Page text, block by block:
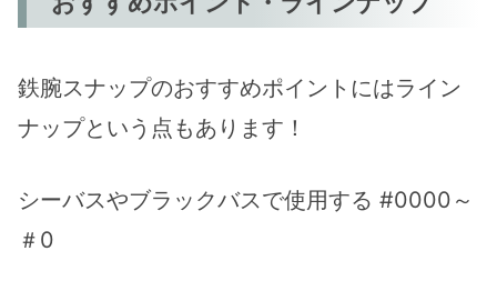
鉄腕スナップのおすすめポイントにはライン
ナップという点もあります！
シーバスやブラックバスで使用する #0000～
＃0